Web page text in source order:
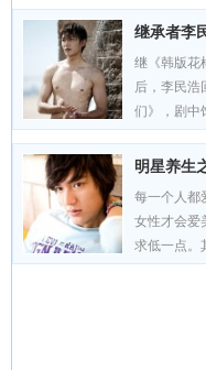
继承者李
继《韩版花
后，李民浩
们》，剧中
的身材，惹
明星养生
每一个人都
女性才会爱
求低一点。